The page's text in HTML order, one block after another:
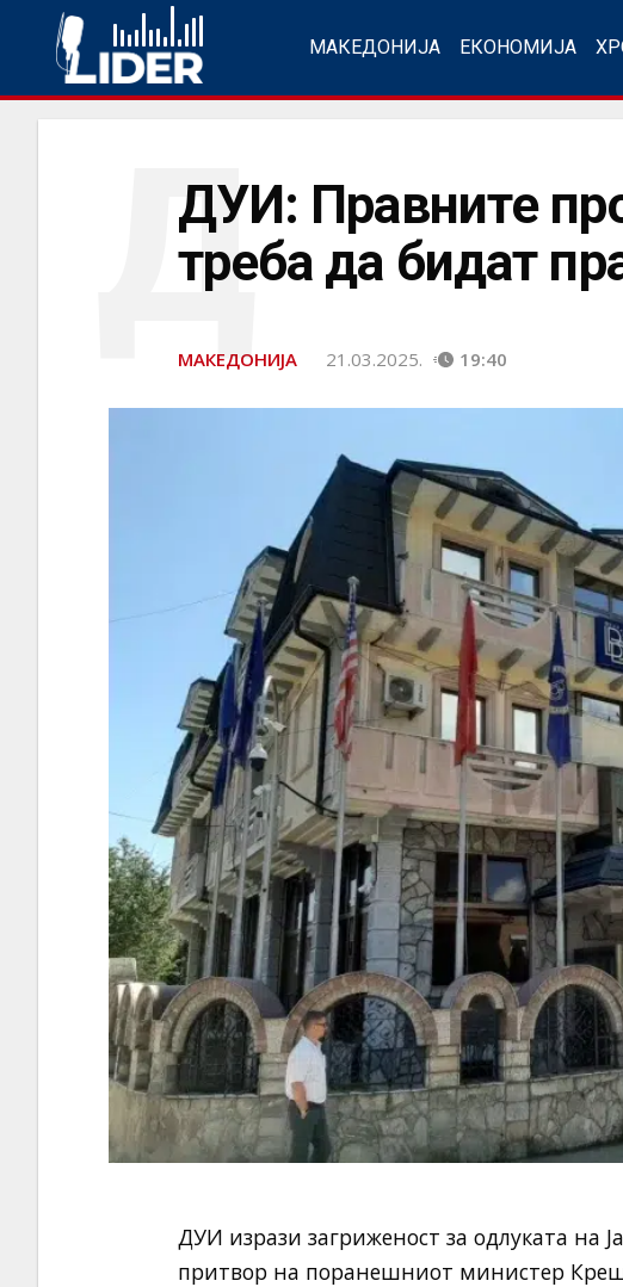
МАКЕДОНИЈА ЕКОНОМИЈА
ДУИ: Правните
треба да бидат
Д
МАКЕДОНИЈА 21.03.2025. 19:40
ДУИ изрази загриженост за одлуката на
притвор на поранешниот министер